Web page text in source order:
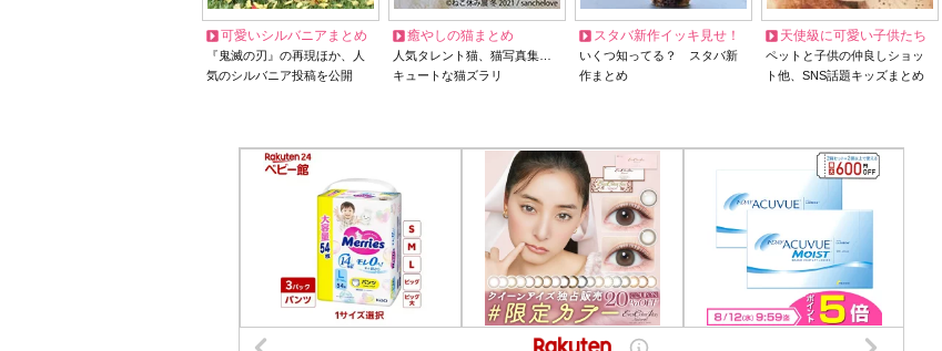
可愛いシルバニアまとめ
『鬼滅の刃』の再現ほか、人
気のシルバニア投稿を公開
癒やしの猫まとめ
人気タレント猫、猫写真集…
キュートな猫ズラリ
スタバ新作イッキ見せ！
いくつ知ってる？ スタバ新
作まとめ
天使級に可愛い子供たち
ペットと子供の仲良しショッ
ト他、SNS話題キッズまとめ